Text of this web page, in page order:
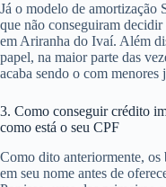
Já o modelo de amortização
que não conseguiram
em Ariranha do Ivaí. Além
papel, na maior parte das
acaba sendo o com menores
3. Como conseguir crédito
como está o seu CPF
Como dito anteriormente, os
em seu nome antes de